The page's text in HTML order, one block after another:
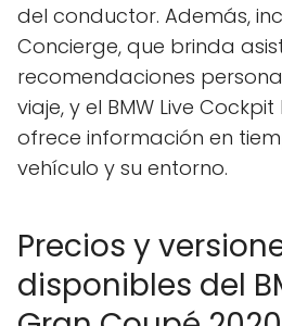
del conductor. Además,
Concierge, que brinda
recomendaciones
viaje, y el BMW Live
ofrece información en
vehículo y su entorno.
Precios y
disponibles del